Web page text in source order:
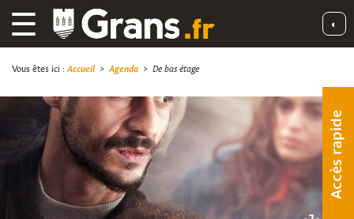
☰ ◐
Accès rapide
Vous êtes ici : Accueil> Agenda > De bas étage